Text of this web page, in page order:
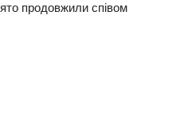
продовжили співом